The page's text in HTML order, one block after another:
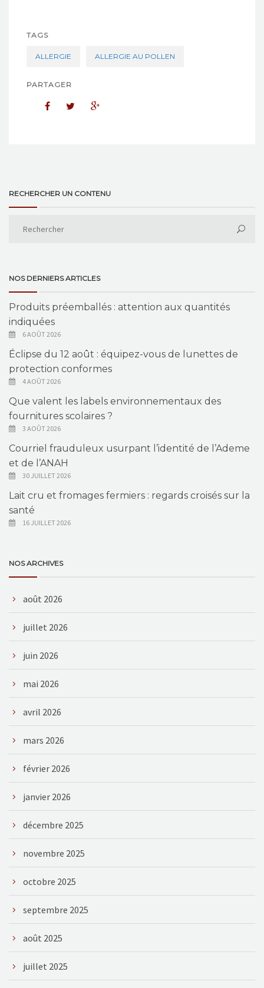
TAGS
ALLERGIE ALLERGIE AU POLLEN
PARTAGER
RECHERCHER UN CONTENU
NOS DERNIERS ARTICLES
Produits préemballés : attention aux quantités
indiquées
6 AOÛT 2026
Éclipse du 12 août : équipez-vous de lunettes de
protection conformes
4 AOÛT 2026
Que valent les labels environnementaux des
fournitures scolaires ?
3 AOÛT 2026
Courriel frauduleux usurpant l’identité de l’Ademe
et de l’ANAH
30 JUILLET 2026
Lait cru et fromages fermiers : regards croisés sur la
santé
16 JUILLET 2026
NOS ARCHIVES
août 2026
juillet 2026
juin 2026
mai 2026
avril 2026
mars 2026
février 2026
janvier 2026
décembre 2025
novembre 2025
octobre 2025
septembre 2025
août 2025
juillet 2025